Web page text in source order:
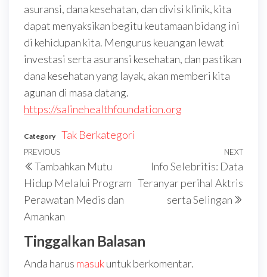
asuransi, dana kesehatan, dan divisi klinik, kita
dapat menyaksikan begitu keutamaan bidang ini
di kehidupan kita. Mengurus keuangan lewat
investasi serta asuransi kesehatan, dan pastikan
dana kesehatan yang layak, akan memberi kita
agunan di masa datang.
https://salinehealthfoundation.org
Category Tak Berkategori
Navigasi
pos
Previous
Post
PREVIOUS
Tambahkan Mutu
Hidup Melalui Program
Perawatan Medis dan
Amankan
Next
NEXT
Info Selebritis: Data
Teranyar perihal Aktris
serta Selingan
Tinggalkan Balasan
Anda harus masukuntuk berkomentar.